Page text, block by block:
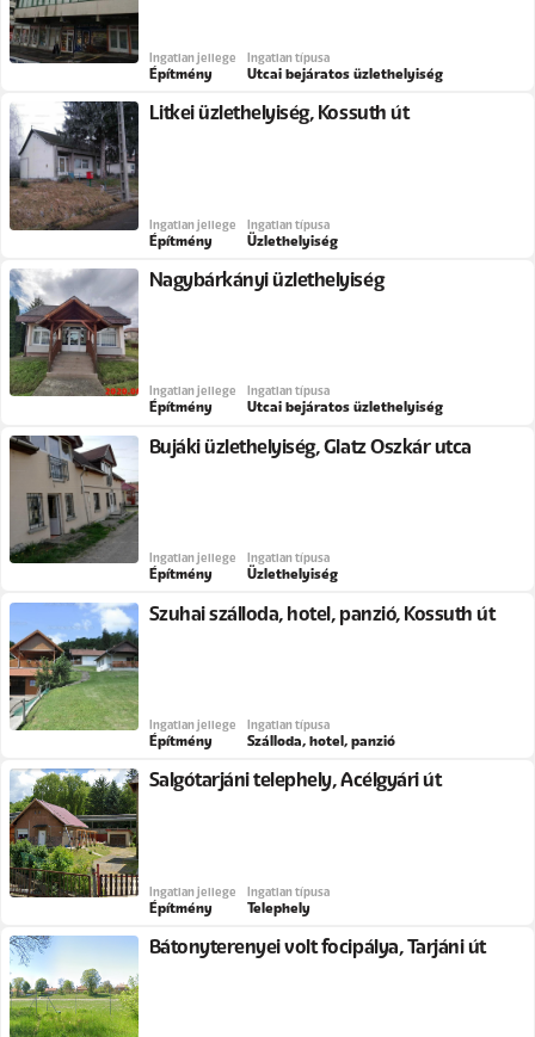
Ingatlan jellege
Építmény
Ingatlan típusa
Utcai bejáratos üzlethelyiség
Litkei üzlethelyiség, Kossuth út
Ingatlan jellege
Építmény
Ingatlan típusa
Üzlethelyiség
Nagybárkányi üzlethelyiség
Ingatlan jellege
Építmény
Ingatlan típusa
Utcai bejáratos üzlethelyiség
Bujáki üzlethelyiség, Glatz Oszkár utca
Ingatlan jellege
Építmény
Ingatlan típusa
Üzlethelyiség
Szuhai szálloda, hotel, panzió, Kossuth út
Ingatlan jellege
Építmény
Ingatlan típusa
Szálloda, hotel, panzió
Salgótarjáni telephely, Acélgyári út
Ingatlan jellege
Építmény
Ingatlan típusa
Telephely
Bátonyterenyei volt focipálya, Tarjáni út